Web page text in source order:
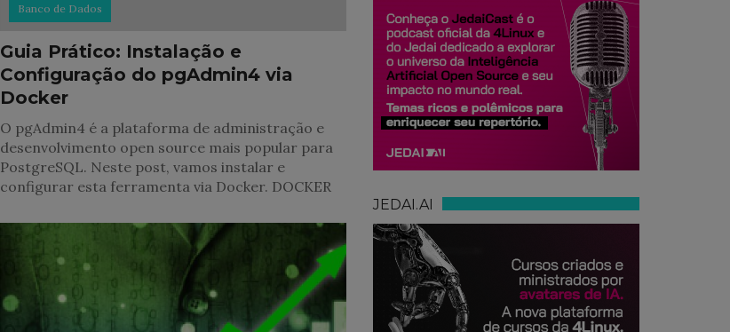
Banco de Dados
Guia Prático: Instalação e
Configuração do pgAdmin4 via
Docker
O pgAdmin4 é a plataforma de administração e
desenvolvimento open source mais popular para
PostgreSQL. Neste post, vamos instalar e
configurar esta ferramenta via Docker. DOCKER
JEDAI.AI